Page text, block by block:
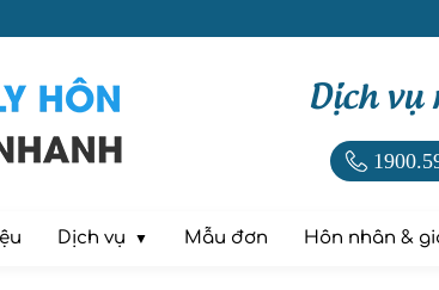
Dịch vụ
Dịch vụ Mẫu đơn Hôn nhân &